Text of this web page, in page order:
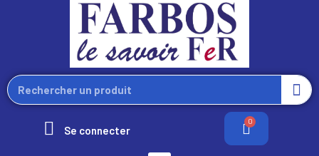
Se connecter